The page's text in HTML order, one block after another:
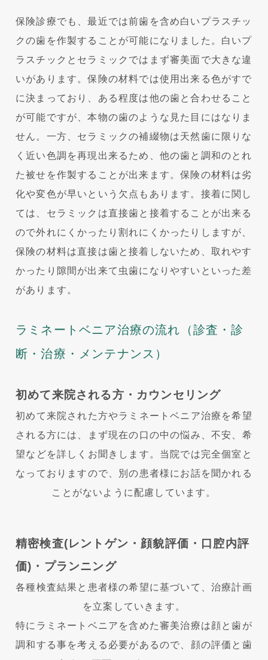
保険診療でも、最近では前歯を含め白いプラスチッ
クの歯を作製することが可能になりました。白いプ
ラスチックとセラミックではまず審美面で大きな違
いがあります。保険の材料では使用出来る色がすで
に決まっており、ある程度は他の歯と合わせること
が可能ですが、本物の歯のような見た目にはなりま
せん。一方、セラミックの補綴物は天然歯に限りな
く近い色調を再現出来るため、他の歯と調和のとれ
た被せを作製することが出来ます。保険の材料は劣
化や変色が早いという欠点もあります。接着に関し
ては、セラミックは直接歯と接着することが出来る
ので外れにくかったり割れにくかったりしますが、
保険の材料は直接は歯と接着しないため、取れやす
かったり隙間が出来て虫歯になりやすいといった差
があります。
ラミネートベニア治療の流れ（診査・診
断・治療・メンテナンス）
初めて来院される方・カウンセリング
初めて来院された方やラミネートベニア治療を希望
される方には、まず現在の口の中の悩み、不安、希
望などを詳しくお聞きします。当院では完全個室と
なっておりますので、別の患者様にお話を聞かれる
ことがないように配慮しています。
精密検査(レントゲン・顔貌評価・口腔内評
価)・プランニング
各種検査結果と患者様の希望に基づいて、治療計画
を立案していきます。
特にラミネートベニアを含めた審美治療は顔と歯が
調和する事を考える必要があるので、顔の評価と歯